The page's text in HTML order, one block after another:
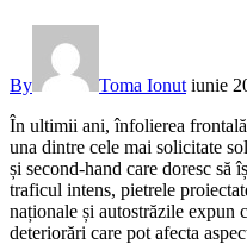
By Toma Ionut iunie
În ultimii ani, înfolierea
una dintre cele mai solicitate
și second-hand care doresc să
traficul intens, pietrele
naționale și autostrăzile expun
deteriorări care pot afecta